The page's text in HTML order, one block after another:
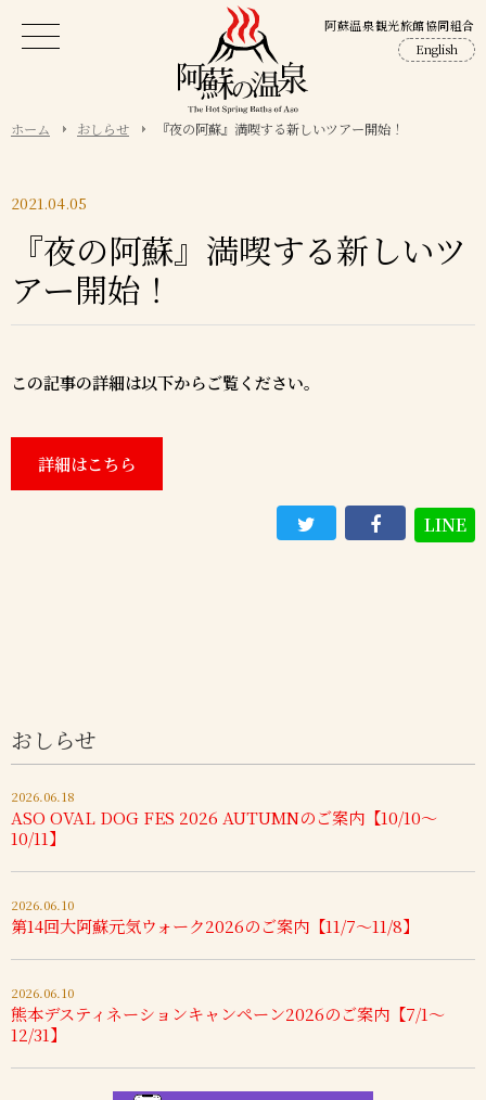
阿蘇温泉観光旅館協同組合
English
ホーム おしらせ 『夜の阿蘇』満喫する新しいツアー開始！
2021.04.05
『夜の阿蘇』満喫する新しいツ
アー開始！
この記事の詳細は以下からご覧ください。
詳細はこちら
LINE
おしらせ
2026.06.18
ASO OVAL DOG FES 2026 AUTUMNのご案内【10/10～
10/11】
2026.06.10
第14回大阿蘇元気ウォーク2026のご案内【11/7～11/8】
2026.06.10
熊本デスティネーションキャンペーン2026のご案内【7/1～
12/31】